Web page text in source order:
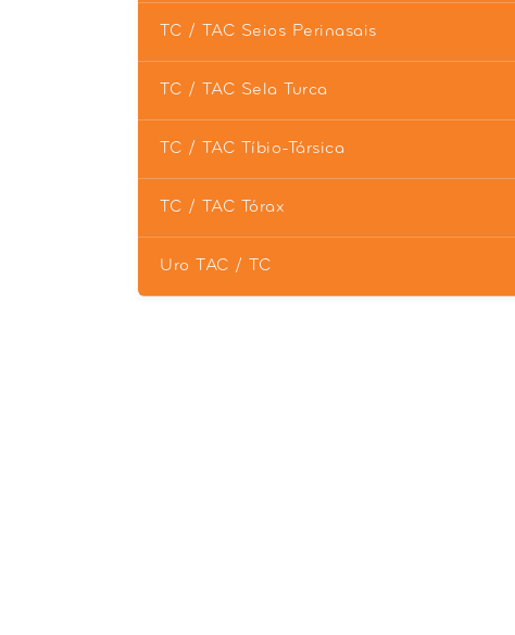
TC / TAC Seios Perinasais
TC / TAC Sela Turca
TC / TAC Tíbio-Társica
TC / TAC Tórax
Uro TAC / TC